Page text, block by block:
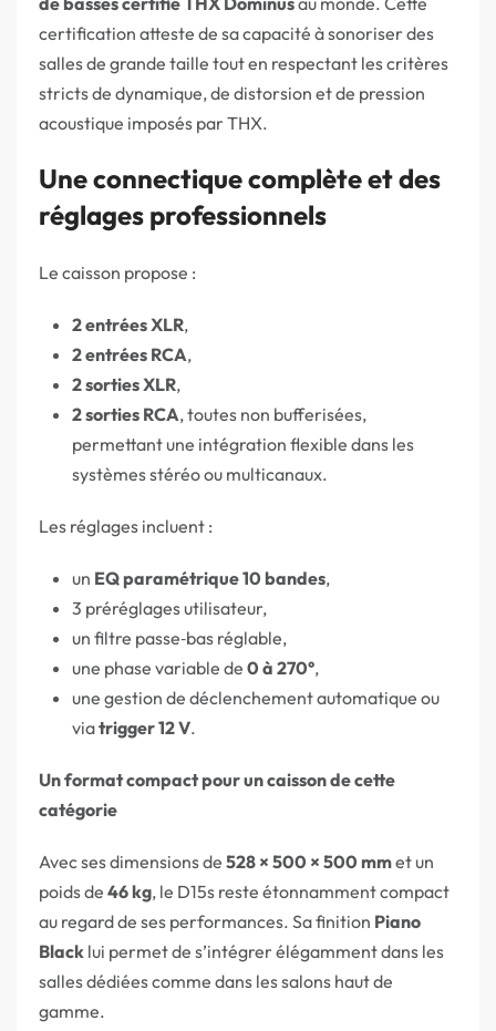
certification atteste de sa capacité à sonoriser des
salles de grande taille tout en respectant les critères
stricts de dynamique, de distorsion et de pression
acoustique imposés par THX.
Une connectique complète et des
réglages professionnels
Le caisson propose :
2 entrées XLR,
2 entrées RCA,
2 sorties XLR,
2 sorties RCA, toutes non bufferisées,
permettant une intégration flexible dans les
systèmes stéréo ou multicanaux.
Les réglages incluent :
un EQ paramétrique 10 bandes,
3 préréglages utilisateur,
un filtre passe‑bas réglable,
une phase variable de 0 à 270°,
une gestion de déclenchement automatique ou
viatrigger 12 V.
Un format compact pour un caisson de cette
catégorie
Avec ses dimensions de 528 × 500 × 500 mmet un
poids de 46 kg, le D15s reste étonnamment compact
au regard de ses performances. Sa finition Piano
Black lui permet de s’intégrer élégamment dans les
salles dédiées comme dans les salons haut de
gamme.